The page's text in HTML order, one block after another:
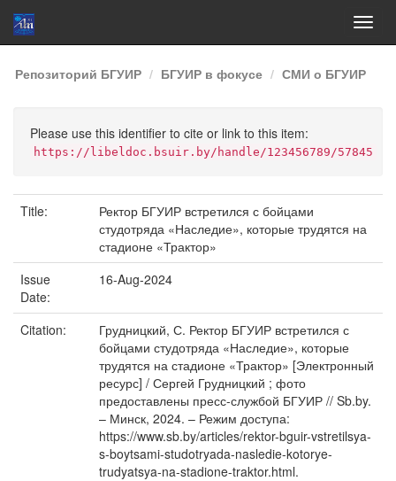
Skip
navigation
Репозиторий БГУИР БГУИР в фокусе СМИ о БГУИР
Please use this identifier to cite or link to this item:
https://libeldoc.bsuir.by/handle/123456789/57845
Title:
Ректор БГУИР встретился с бойцами
студотряда «Наследие», которые трудятся на
стадионе «Трактор»
Issue
Date:
16-Aug-2024
Citation:
Грудницкий, С. Ректор БГУИР встретился с
бойцами студотряда «Наследие», которые
трудятся на стадионе «Трактор» [Электронный
ресурс] / Сергей Грудницкий ; фото
предоставлены пресс-службой БГУИР // Sb.by.
– Минск, 2024. – Режим доступа:
https://www.sb.by/articles/rektor-bguir-vstretilsya-
s-boytsami-studotryada-nasledie-kotorye-
trudyatsya-na-stadione-traktor.html.